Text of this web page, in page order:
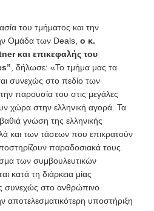
του τμήματος και την
Ομάδα των Deals, ο κ.
και επικεφαλής του
” , δήλωσε: «Το τμήμα μας τα
συνεχώς στο πεδίο των
παρουσία του στις μεγάλες
χώρα στην ελληνική αγορά. Τα
γνώση της ελληνικής
και των τάσεων που επικρατούν
παραδοσιακά τους
των συμβουλευτικών
κατά τη διάρκεια μίας
συνεχώς στο ανθρώπινο
αποτελεσματικότερη υποστήριξη